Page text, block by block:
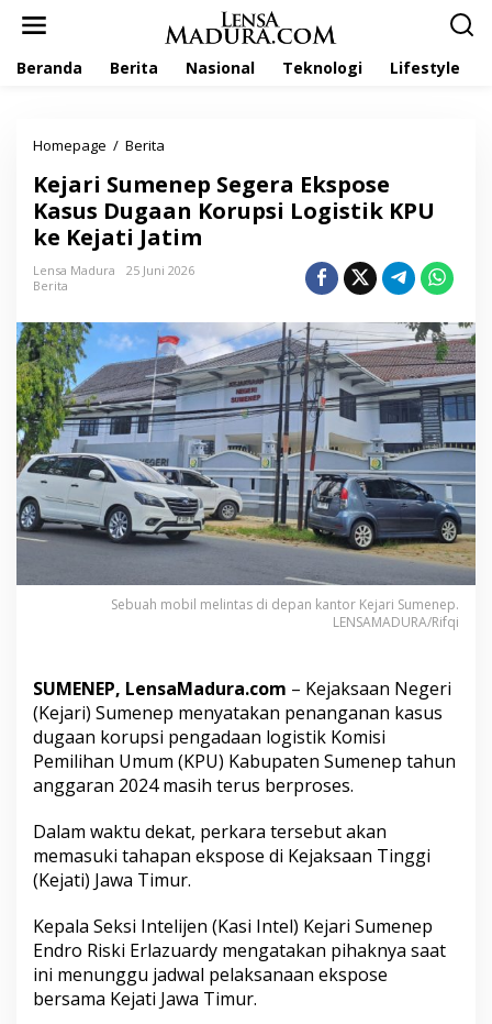
Beranda Berita Nasional Teknologi Lifestyle
Homepage / Berita
j
a
r
i
S
e
n
e
p
S
e
e
r
a
E
k
p
o
s
u
s
D
u
g
a
n
K
u
p
s
i
Kejari Sumenep Segera Ekspose
Kasus Dugaan Korupsi Logistik KPU
ke Kejati Jatim
Lensa Madura
25 Juni 2026
Berita
Sebuah mobil melintas di depan kantor Kejari Sumenep.
LENSAMADURA/Rifqi
SUMENEP, LensaMadura.com – Kejaksaan Negeri
(Kejari) Sumenep menyatakan penanganan kasus
dugaan korupsi pengadaan logistik Komisi
Pemilihan Umum (KPU) Kabupaten Sumenep tahun
anggaran 2024 masih terus berproses.
Dalam waktu dekat, perkara tersebut akan
memasuki tahapan ekspose di Kejaksaan Tinggi
(Kejati) Jawa Timur.
Kepala Seksi Intelijen (Kasi Intel) Kejari Sumenep
Endro Riski Erlazuardy mengatakan pihaknya saat
ini menunggu jadwal pelaksanaan ekspose
bersama Kejati Jawa Timur.